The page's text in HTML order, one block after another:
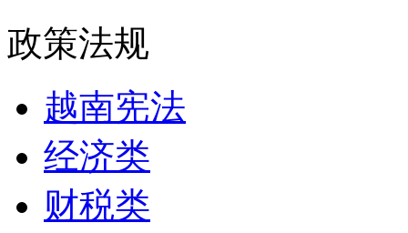
政策法规
越南宪法
经济类
财税类